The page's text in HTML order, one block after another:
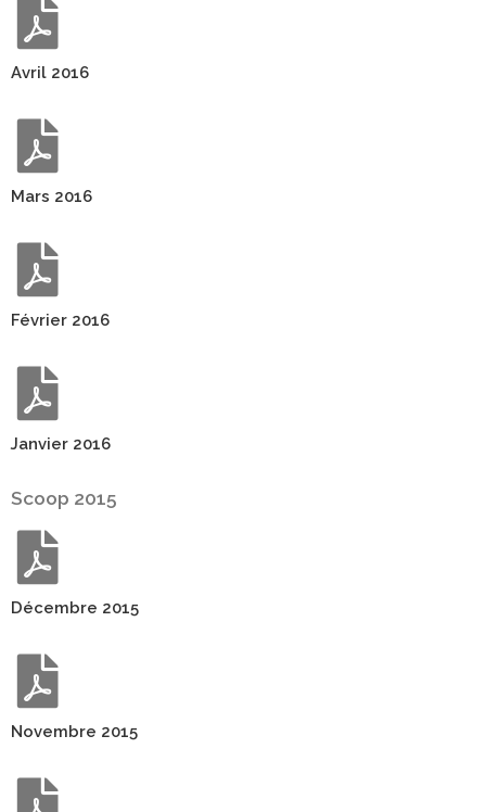
Avril 2016
Mars 2016
Février 2016
Janvier 2016
Scoop 2015
Décembre 2015
Novembre 2015